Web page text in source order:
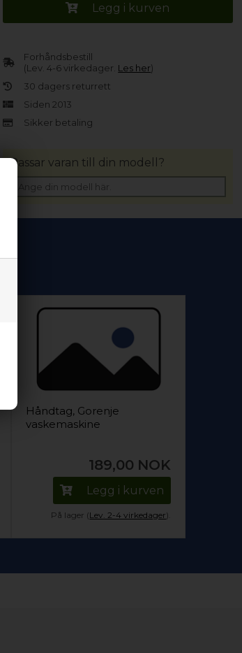
Legg i kurven
Forhåndsbestill
(Lev. 4-6 virkedager. Les her)
30 dagers returrett
Siden 2013
Sikker betaling
Passar varan till din modell?
Håndtag, Gorenje
vaskemaskine
189,00 NOK
Legg i kurven
På lager (Lev. 2-4 virkedager).